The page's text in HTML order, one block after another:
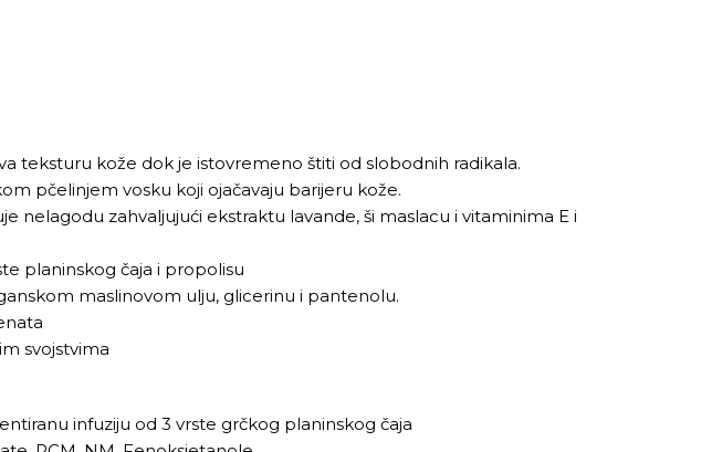
teksturu kože dok je istovremeno štiti od slobodnih radikala.
pčelinjem vosku koji ojačavaju barijeru kože.
nelagodu zahvaljujući ekstraktu lavande, ši maslacu i vitaminima E i
planinskog čaja i propolisu
maslinovom ulju, glicerinu i pantenolu.
svojstvima
infuziju od 3 vrste grčkog planinskog čaja